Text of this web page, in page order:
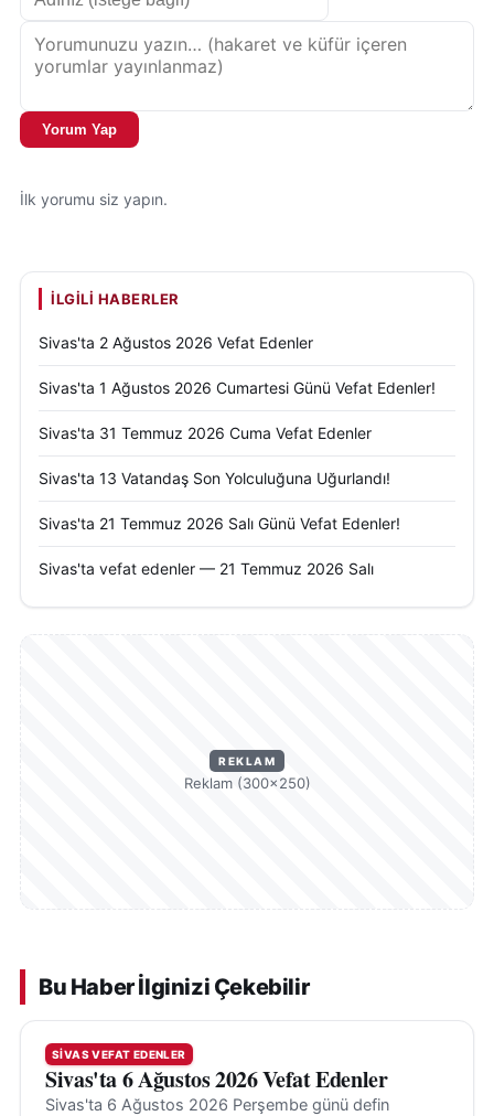
Yorum Yap
İlk yorumu siz yapın.
İLGILI HABERLER
Sivas'ta 2 Ağustos 2026 Vefat Edenler
Sivas'ta 1 Ağustos 2026 Cumartesi Günü Vefat Edenler!
Sivas'ta 31 Temmuz 2026 Cuma Vefat Edenler
Sivas'ta 13 Vatandaş Son Yolculuğuna Uğurlandı!
Sivas'ta 21 Temmuz 2026 Salı Günü Vefat Edenler!
Sivas'ta vefat edenler — 21 Temmuz 2026 Salı
REKLAM
Reklam (300×250)
Bu Haber İlginizi Çekebilir
SIVAS VEFAT EDENLER
Sivas'ta 6 Ağustos 2026 Vefat Edenler
Sivas'ta 6 Ağustos 2026 Perşembe günü defin